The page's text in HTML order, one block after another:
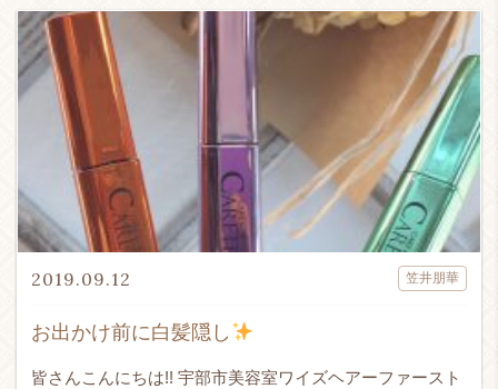
お出かけ前に白髪隠し
2019.09.12 笠井朋華
皆さんこんにちは!! 宇部市美容室ワイズヘアーファースト